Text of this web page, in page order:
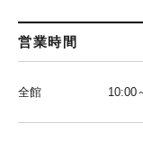
営業時間
全館 10:00